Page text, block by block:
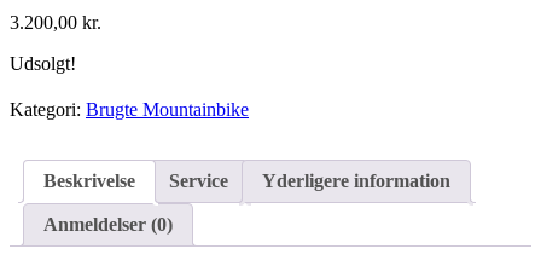
3.200,00 kr.
Udsolgt!
Kategori: Brugte Mountainbike
Beskrivelse Service Yderligere information
Anmeldelser (0)